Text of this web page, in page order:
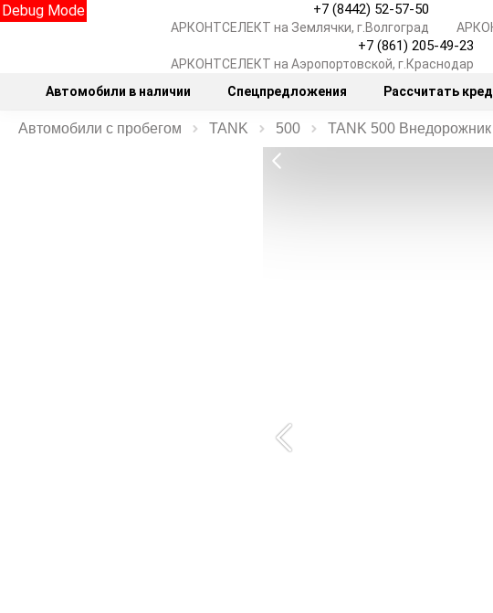
Debug Mode +7 (8442) 52-57-50
АРКОНТСЕЛЕКТ на Землячки, г.Волгоград
+7 (861) 205-49-23
АРКОНТСЕЛЕКТ на Аэропортовской, г.Краснодар
Автомобили в наличии Спецпредложения Рассчитать
Автомобили с пробегом TANK 500 TANK 500